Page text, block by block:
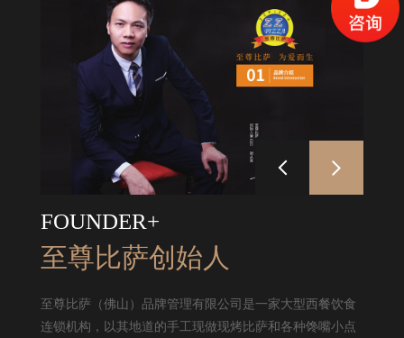
FOUNDER+
至尊比萨创始人
至尊比萨（佛山）品牌管理有限公司是一家大型西餐饮食
连锁机构，以其地道的手工现做现烤比萨和各种馋嘴小点